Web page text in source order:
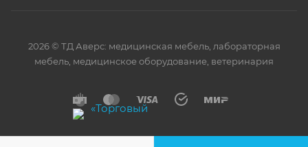
2026 © ТД Аверс: медицинская мебель, лабораторная
мебель, медицинское оборудование, ветеринария